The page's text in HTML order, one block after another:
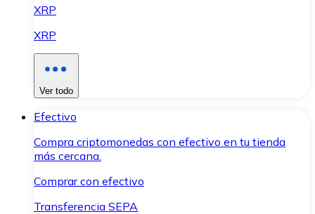
XRP
XRP
Ver todo
Efectivo
Compra criptomonedas con efectivo en tu tienda
más cercana.
Comprar con efectivo
Transferencia SEPA